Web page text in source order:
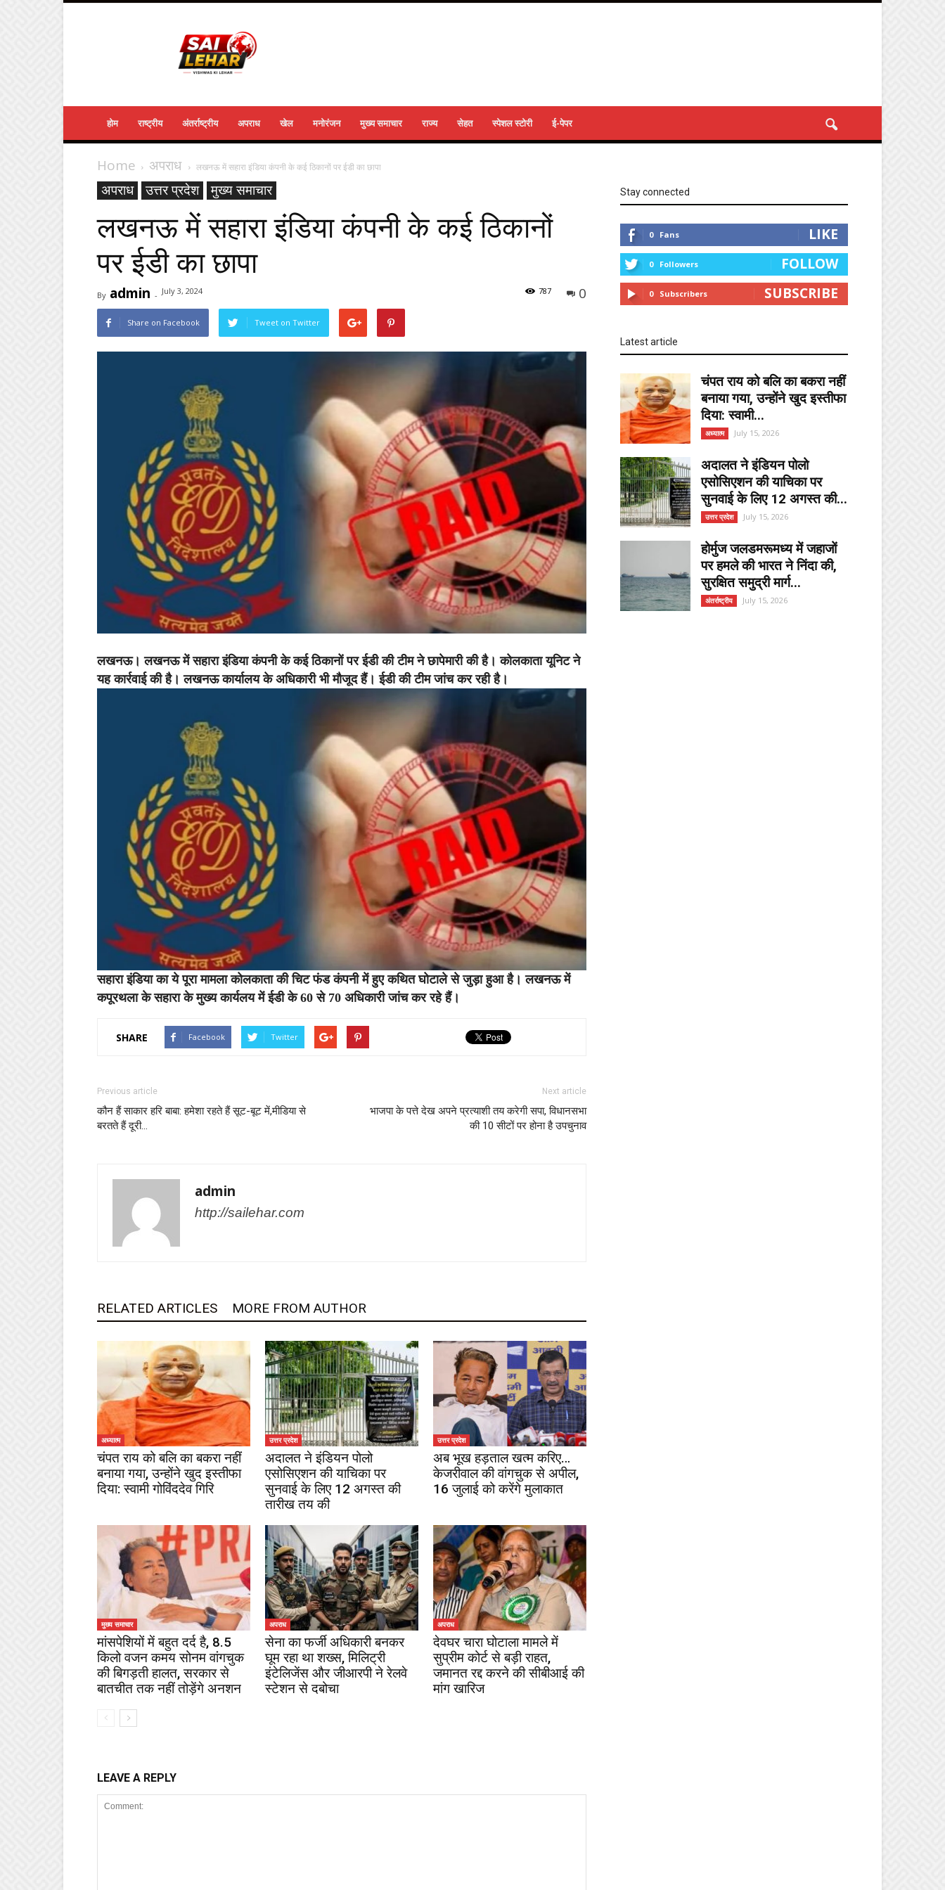
होम राष्ट्रीय अंतर्राष्ट्रीय अपराध खेल मनोरंजन मुख्य समाचार राज्य सेहत स्पेशल स्टोरी ई-पेपर
Home अपराध लखनऊ में सहारा इंडिया कंपनी के कई ठिकानों पर ईडी का छापा
अपराध उत्तर प्रदेश मुख्य समाचार
लखनऊ में सहारा इंडिया कंपनी के कई ठिकानों
पर ईडी का छापा
By admin - July 3, 2024 0
787
Share on Facebook Tweet on Twitter
लखनऊ। लखनऊ में सहारा इंडिया कंपनी के कई ठिकानों पर ईडी की टीम ने छापेमारी की है। कोलकाता यूनिट ने
यह कार्रवाई की है। लखनऊ कार्यालय के अधिकारी भी मौजूद हैं। ईडी की टीम जांच कर रही है।
सहारा इंडिया का ये पूरा मामला कोलकाता की चिट फंड कंपनी में हुए कथित घोटाले से जुड़ा हुआ है। लखनऊ में
कपूरथला के सहारा के मुख्य कार्यलय में ईडी के 60 से 70 अधिकारी जांच कर रहे हैं।
SHARE Facebook Twitter
Previous article
कौन हैं साकार हरि बाबा: हमेशा रहते हैं सूट-बूट में,मीडिया से
बरतते हैं दूरी…
Next article
भाजपा के पत्ते देख अपने प्रत्याशी तय करेगी सपा, विधानसभा
की 10 सीटों पर होना है उपचुनाव
admin
http://sailehar.com
RELATED ARTICLES MORE FROM AUTHOR
अध्यात्म
चंपत राय को बलि का बकरा नहीं
बनाया गया, उन्होंने खुद इस्तीफा
दिया: स्वामी गोविंददेव गिरि
उत्तर प्रदेश
अदालत ने इंडियन पोलो
एसोसिएशन की याचिका पर
सुनवाई के लिए 12 अगस्त की
तारीख तय की
उत्तर प्रदेश
अब भूख हड़ताल खत्म करिए…
केजरीवाल की वांगचुक से अपील,
16 जुलाई को करेंगे मुलाकात
मुख्य समाचार
मांसपेशियों में बहुत दर्द है, 8.5
किलो वजन कमय सोनम वांगचुक
की बिगड़ती हालत, सरकार से
बातचीत तक नहीं तोड़ेंगे अनशन
अपराध
सेना का फर्जी अधिकारी बनकर
घूम रहा था शख्स, मिलिट्री
इंटेलिजेंस और जीआरपी ने रेलवे
स्टेशन से दबोचा
अपराध
देवघर चारा घोटाला मामले में
सुप्रीम कोर्ट से बड़ी राहत,
जमानत रद्द करने की सीबीआई की
मांग खारिज
LEAVE A REPLY
Stay connected
0 Fans LIKE
0 Followers FOLLOW
0 Subscribers SUBSCRIBE
Latest article
चंपत राय को बलि का बकरा नहीं
बनाया गया, उन्होंने खुद इस्तीफा
दिया: स्वामी...
अध्यात्म July 15, 2026
अदालत ने इंडियन पोलो
एसोसिएशन की याचिका पर
सुनवाई के लिए 12 अगस्त की...
उत्तर प्रदेश July 15, 2026
होर्मुज जलडमरूमध्य में जहाजों
पर हमले की भारत ने निंदा की,
सुरक्षित समुद्री मार्ग...
अंतर्राष्ट्रीय July 15, 2026